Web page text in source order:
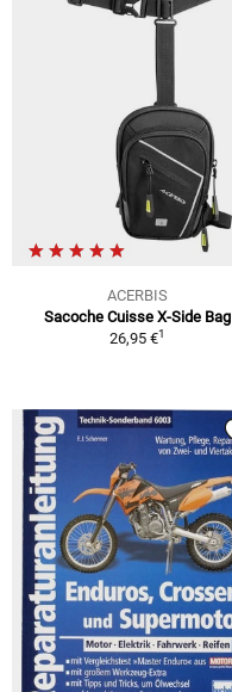
ACERBIS
Sacoche Cuisse X-Side Bag
26,95 €1